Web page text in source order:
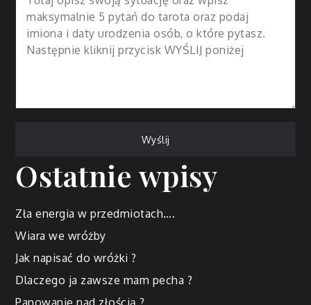
Ostatnie wpisy
Zła energia w przedmiotach….
Wiara we wróżby
Jak napisać do wróżki ?
Dlaczego ja zawsze mam pecha ?